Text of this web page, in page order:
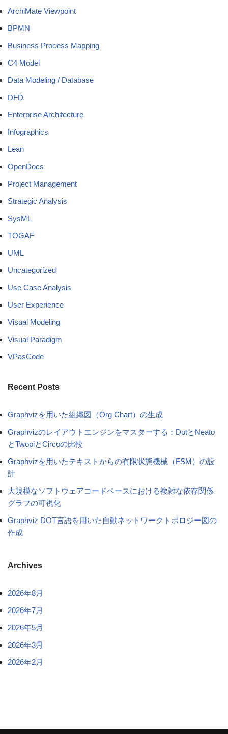
ArchiMate Viewpoint
BPMN
Business Process Mapping
C4 Model
Data Modeling / Database
DFD
Enterprise Architecture
Infographics
Lean
OpenDocs
Project Management
Strategic Analysis
SysML
TOGAF
UML
Uncategorized
Use Case Analysis
User Experience
Visual Modeling
Visual Paradigm
VPasCode
Recent Posts
Graphvizを用いた組織図（Org Chart）の生成
Graphvizのレイアウトエンジンをマスターする：DotとNeato
とTwopiとCircoの比較
Graphvizを用いたテキストからの有限状態機械（FSM）の設
計
大規模なソフトウェアコードベースにおける複雑な依存関係
グラフの可視化
Graphviz DOT言語を用いた自動ネットワークトポロジー図の
作成
Archives
2026年8月
2026年7月
2026年5月
2026年3月
2026年2月